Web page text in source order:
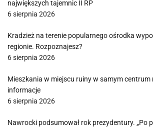
największych tajemnic II RP
6 sierpnia 2026
Kradzież na terenie popularnego ośrodka
regionie. Rozpoznajesz?
6 sierpnia 2026
Mieszkania w miejscu ruiny w samym centrum
informacje
6 sierpnia 2026
Nawrocki podsumował rok prezydentury. „Po